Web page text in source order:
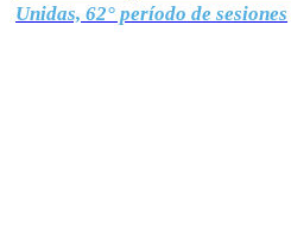
Unidas, 62° período de sesiones